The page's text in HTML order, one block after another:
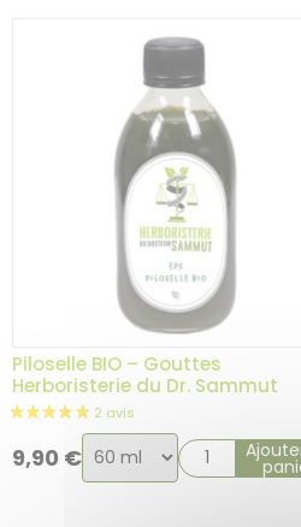
Piloselle BIO – Gouttes
Herboristerie du Dr. Sammut
9,90 €Choix
de